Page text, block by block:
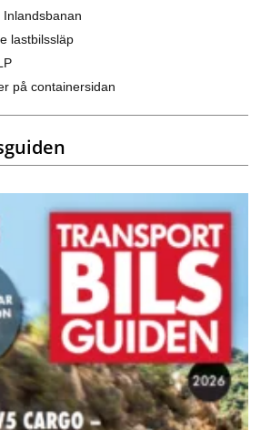
lastbilssläp
på containersidan